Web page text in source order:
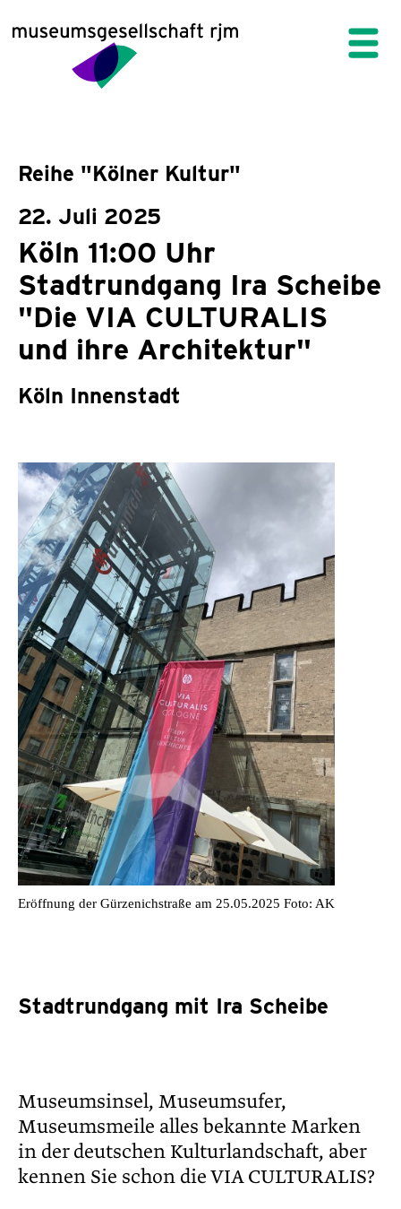
Reihe "Kölner Kultur"
22. Juli 2025
Köln 11:00 Uhr
Stadtrundgang Ira Scheibe
"Die VIA CULTURALIS
und ihre Architektur"
Köln Innenstadt
Eröffnung der Gürzenichstraße am 25.05.2025 Foto: AK
Stadtrundgang mit Ira Scheibe
Museumsinsel, Museumsufer,
Museumsmeile alles bekannte Marken
in der deutschen Kulturlandschaft, aber
kennen Sie schon die VIA CULTURALIS?